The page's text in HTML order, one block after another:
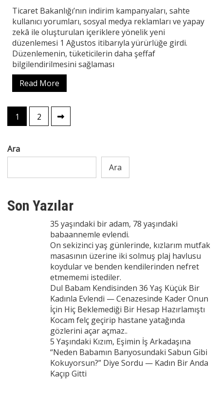
Ticaret Bakanlığı’nın indirim kampanyaları, sahte
kullanıcı yorumları, sosyal medya reklamları ve yapay
zekâ ile oluşturulan içeriklere yönelik yeni
düzenlemesi 1 Ağustos itibarıyla yürürlüğe girdi.
Düzenlemenin, tüketicilerin daha şeffaf
bilgilendirilmesini sağlaması
Read More
Yazı
sayfalaması
1 2
Ara
Ara
Son Yazılar
35 yaşındaki bir adam, 78 yaşındaki
babaannemle evlendi.
On sekizinci yaş günlerinde, kızlarım mutfak
masasının üzerine iki solmuş plaj havlusu
koydular ve benden kendilerinden nefret
etmememi istediler.
Dul Babam Kendisinden 36 Yaş Küçük Bir
Kadınla Evlendi — Cenazesinde Kader Onun
İçin Hiç Beklemediği Bir Hesap Hazırlamıştı
Kocam felç geçirip hastane yatağında
gözlerini açar açmaz..
5 Yaşındaki Kızım, Eşimin İş Arkadaşına
“Neden Babamın Banyosundaki Sabun Gibi
Kokuyorsun?” Diye Sordu — Kadın Bir Anda
Kaçıp Gitti